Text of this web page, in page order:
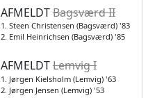
AFMELDTBagsværd II
1. Steen Christensen (Bagsværd) '83
2. Emil Heinrichsen (Bagsværd) '85
AFMELDTLemvig I
1. Jørgen Kielsholm (Lemvig) '63
2. Jørgen Jensen (Lemvig) '53